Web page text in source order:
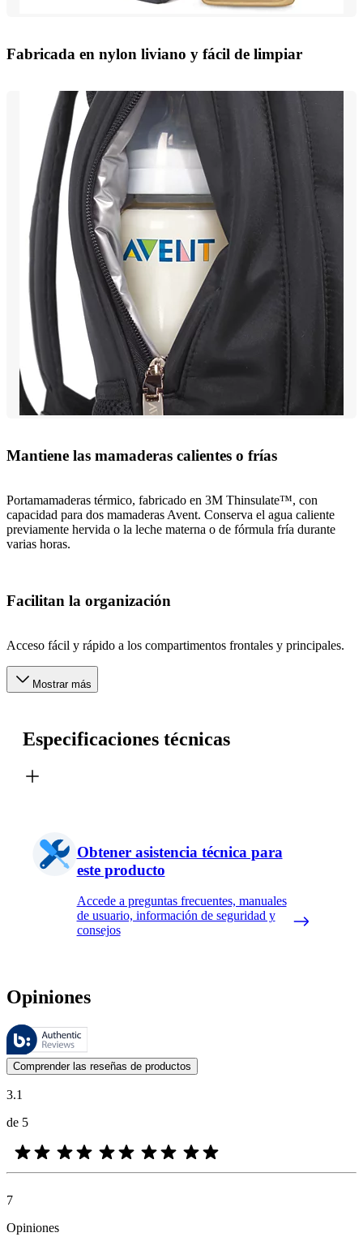
Fabricada en nylon liviano y fácil de limpiar
Mantiene las mamaderas calientes o frías
Portamamaderas térmico, fabricado en 3M Thinsulate™, con
capacidad para dos mamaderas Avent. Conserva el agua caliente
previamente hervida o la leche materna o de fórmula fría durante
varias horas.
Facilitan la organización
Acceso fácil y rápido a los compartimentos frontales y principales.
Mostrar más
Especificaciones técnicas
Obtener asistencia técnica para
este producto
Accede a preguntas frecuentes, manuales
de usuario, información de seguridad y
consejos
Opiniones
Estas reseñas las gestiona Bazaarvoice y cumplen con la política de
Las opiniones de los clientes en forma de reseñas de productos y
Comprender las reseñas de productos
3.1
de 5
7
Opiniones